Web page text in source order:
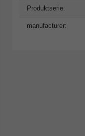
Produktserie:
manufacturer: